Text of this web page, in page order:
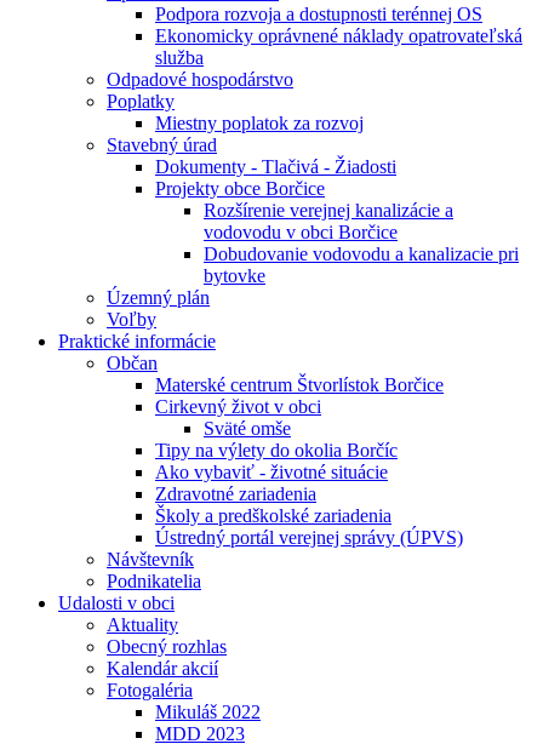
Podpora rozvoja a dostupnosti terénnej OS
Ekonomicky oprávnené náklady opatrovateľská
služba
Odpadové hospodárstvo
Poplatky
Miestny poplatok za rozvoj
Stavebný úrad
Dokumenty - Tlačivá - Žiadosti
Projekty obce Borčice
Rozšírenie verejnej kanalizácie a
vodovodu v obci Borčice
Dobudovanie vodovodu a kanalizacie pri
bytovke
Územný plán
Voľby
Praktické informácie
Občan
Materské centrum Štvorlístok Borčice
Cirkevný život v obci
Sväté omše
Tipy na výlety do okolia Borčíc
Ako vybaviť - životné situácie
Zdravotné zariadenia
Školy a predškolské zariadenia
Ústredný portál verejnej správy (ÚPVS)
Návštevník
Podnikatelia
Udalosti v obci
Aktuality
Obecný rozhlas
Kalendár akcií
Fotogaléria
Mikuláš 2022
MDD 2023